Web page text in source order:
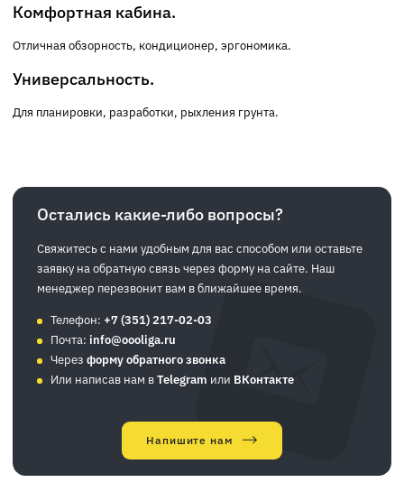
Комфортная кабина.
Отличная обзорность, кондиционер, эргономика.
Универсальность.
Для планировки, разработки, рыхления грунта.
Остались какие-либо вопросы?
Свяжитесь с нами удобным для вас способом или оставьте
заявку на обратную связь через форму на сайте. Наш
менеджер перезвонит вам в ближайшее время.
Телефон: +7 (351) 217-02-03
Почта: info@oooliga.ru
Через форму обратного звонка
Или написав нам вTelegram или ВКонтакте
Напишите нам